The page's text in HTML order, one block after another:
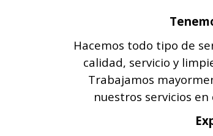
Hacemos todo tipo de
calidad, servicio y
Trabajamos
nuestros servicios